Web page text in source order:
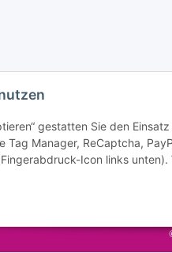
gestatten Sie den
Tag Manager, ReCaptcha,
Icon links